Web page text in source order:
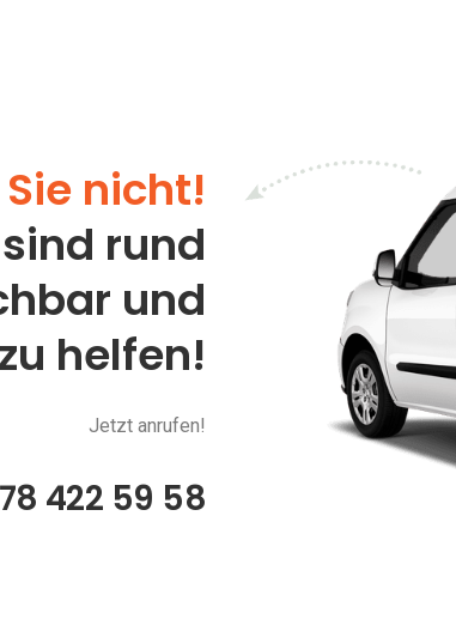
nicht!
rund
und
helfen!
Jetzt anrufen!
422 59 58